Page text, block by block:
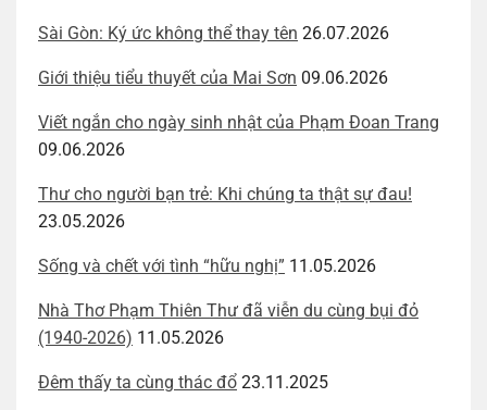
Sài Gòn: Ký ức không thể thay tên 26.07.2026
Giới thiệu tiểu thuyết của Mai Sơn 09.06.2026
Viết ngắn cho ngày sinh nhật của Phạm Đoan Trang
09.06.2026
Thư cho người bạn trẻ: Khi chúng ta thật sự đau!
23.05.2026
Sống và chết với tình “hữu nghị” 11.05.2026
Nhà Thơ Phạm Thiên Thư đã viễn du cùng bụi đỏ
(1940-2026) 11.05.2026
Đêm thấy ta cùng thác đổ 23.11.2025